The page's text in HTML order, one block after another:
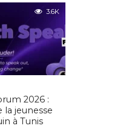
3.6K
2026 :
la jeunesse
à Tunis